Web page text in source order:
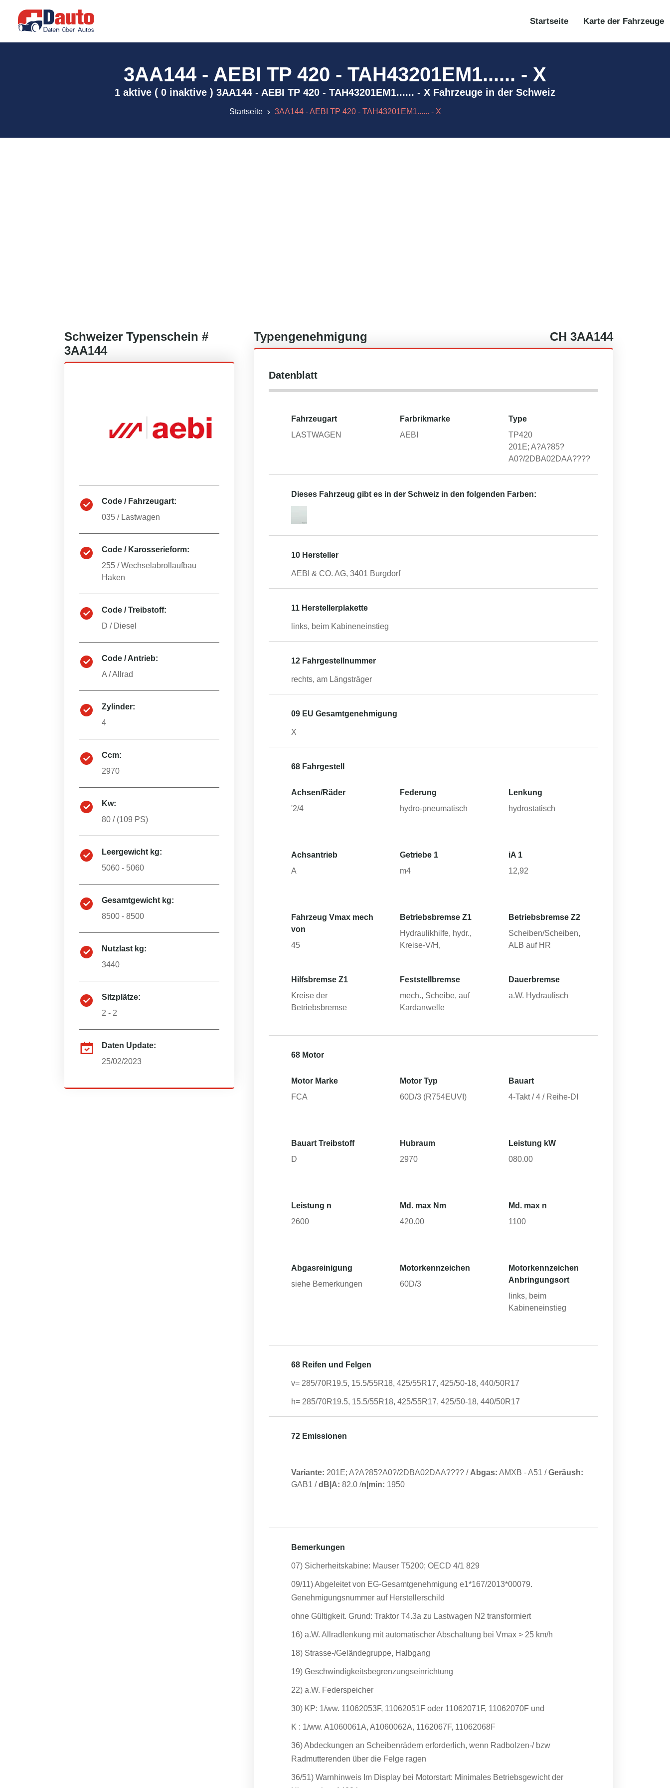
Startseite Karte der Fahrzeuge
3AA144 - AEBI TP 420 - TAH43201EM1...... - X
1 aktive ( 0 inaktive ) 3AA144 - AEBI TP 420 - TAH43201EM1...... - X Fahrzeuge in der Schweiz
Startseite 3AA144 - AEBI TP 420 - TAH43201EM1...... - X
Schweizer Typenschein #
3AA144
Code / Fahrzeugart:
035 / Lastwagen
Code / Karosserieform:
255 /Wechselabrollaufbau
Haken
Code / Treibstoff:
D / Diesel
Code / Antrieb:
A /Allrad
Zylinder:
4
Ccm:
2970
Kw:
80 / (109 PS)
Leergewicht kg:
5060 - 5060
Gesamtgewicht kg:
8500 - 8500
Nutzlast kg:
3440
Sitzplätze:
2 - 2
Daten Update:
25/02/2023
Typengenehmigung CH 3AA144
Datenblatt
Fahrzeugart
LASTWAGEN
Farbrikmarke
AEBI
Type
TP420
201E; A?A?85?
A0?/2DBA02DAA????
Dieses Fahrzeug gibt es in der Schweiz in den folgenden Farben:
10 Hersteller
AEBI & CO. AG, 3401 Burgdorf
11 Herstellerplakette
links, beim Kabineneinstieg
12 Fahrgestellnummer
rechts, am Längsträger
09 EU Gesamtgenehmigung
X
68 Fahrgestell
Achsen/Räder
'2/4
Federung
hydro-pneumatisch
Lenkung
hydrostatisch
Achsantrieb
A
Getriebe 1
m4
iA 1
12,92
Fahrzeug Vmax mech
von
45
Betriebsbremse Z1
Hydraulikhilfe, hydr.,
Kreise-V/H,
Betriebsbremse Z2
Scheiben/Scheiben,
ALB auf HR
Hilfsbremse Z1
Kreise der
Betriebsbremse
Feststellbremse
mech., Scheibe, auf
Kardanwelle
Dauerbremse
a.W. Hydraulisch
68 Motor
Motor Marke
FCA
Motor Typ
60D/3 (R754EUVI)
Bauart
4-Takt / 4 / Reihe-DI
Bauart Treibstoff
D
Hubraum
2970
Leistung kW
080.00
Leistung n
2600
Md. max Nm
420.00
Md. max n
1100
Abgasreinigung
siehe Bemerkungen
Motorkennzeichen
60D/3
Motorkennzeichen
Anbringungsort
links, beim
Kabineneinstieg
68 Reifen und Felgen
v= 285/70R19.5, 15.5/55R18, 425/55R17, 425/50-18, 440/50R17
h= 285/70R19.5, 15.5/55R18, 425/55R17, 425/50-18, 440/50R17
72 Emissionen
Variante: 201E; A?A?85?A0?/2DBA02DAA???? / Abgas: AMXB -A51 /Geräush:
GAB1 /dB|A: 82.0 /n|min: 1950
Bemerkungen
07) Sicherheitskabine: Mauser T5200; OECD 4/1 829
09/11) Abgeleitet von EG-Gesamtgenehmigung e1*167/2013*00079.
Genehmigungsnummer auf Herstellerschild
ohne Gültigkeit. Grund: Traktor T4.3a zu Lastwagen N2 transformiert
16) a.W. Allradlenkung mit automatischer Abschaltung bei Vmax > 25 km/h
18) Strasse-/Geländegruppe, Halbgang
19) Geschwindigkeitsbegrenzungseinrichtung
22) a.W. Federspeicher
30) KP: 1/ww. 11062053F, 11062051F oder 11062071F, 11062070F und
K : 1/ww. A1060061A, A1060062A, 1162067F, 11062068F
36) Abdeckungen an Scheibenrädern erforderlich, wenn Radbolzen-/ bzw
Radmutterenden über die Felge ragen
36/51) Warnhinweis Im Display bei Motorstart: Minimales Betriebsgewicht der